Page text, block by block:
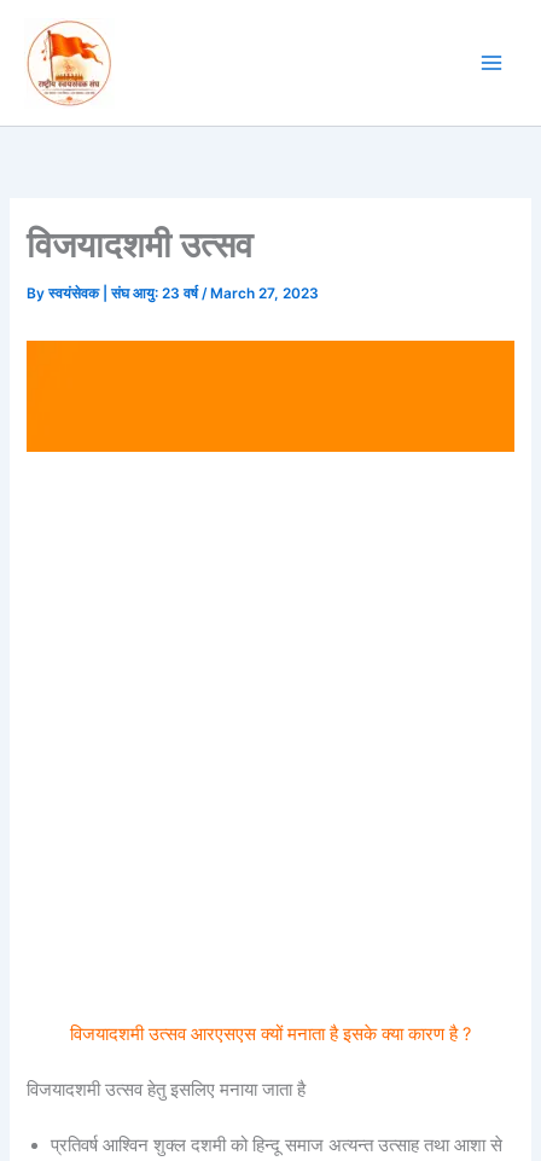
content
विजयादशमी उत्सव
Byस्वयंसेवक | संघ आयु: 23 वर्ष/ March 27, 2023
विजयादशमी उत्सव आरएसएस क्यों मनाता है इसके क्या कारण है ?
विजयादशमी उत्सव हेतु इसलिए मनाया जाता है
प्रतिवर्ष आश्विन शुक्ल दशमी को हिन्दू समाज अत्यन्त उत्साह तथा आशा से